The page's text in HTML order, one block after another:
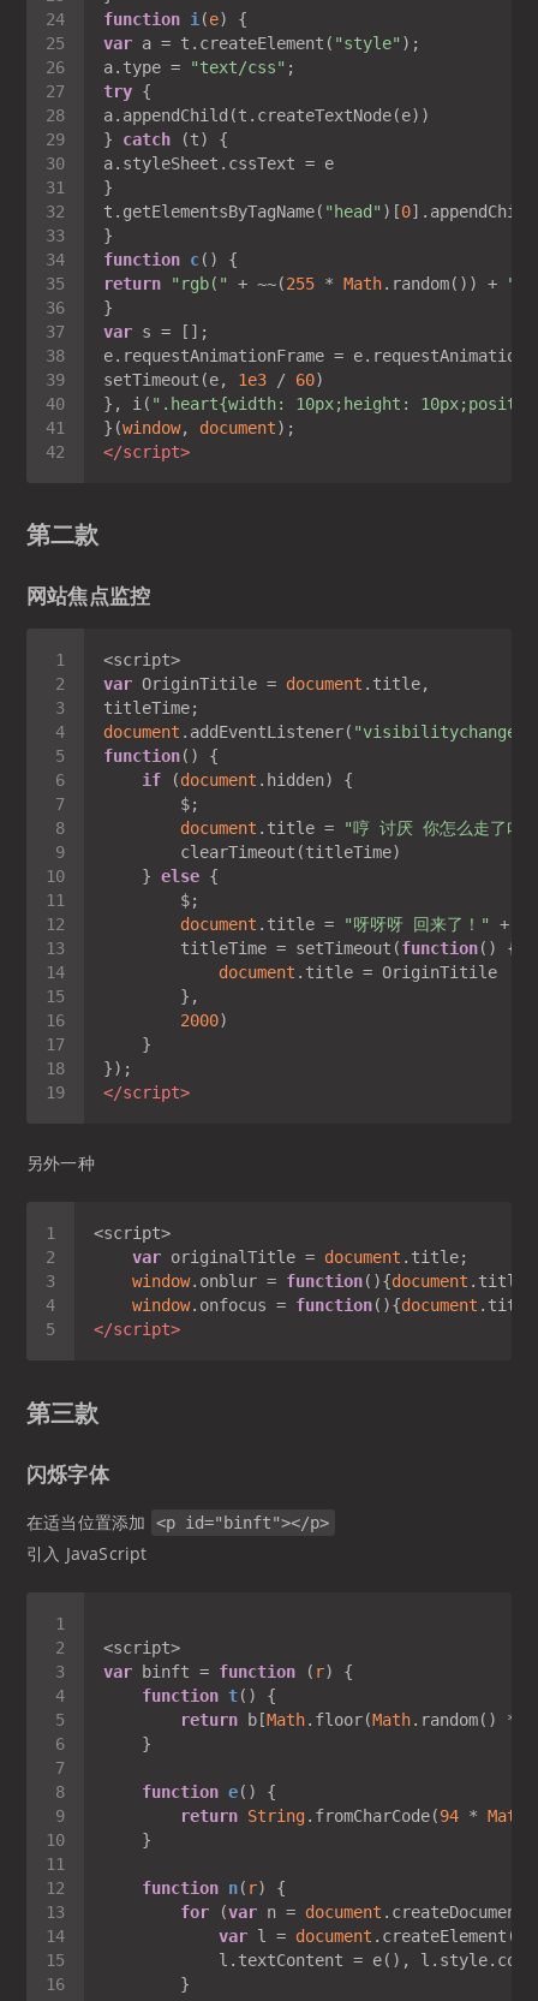
function i (e)
var a = t.createElement( "style"
a.type =
"text/css"
try
} catch
t.getElementsByTagName( "head" )[0
function c( )
return
"rgb(" + ~~(255 * Math.random()) + ","
var
e.requestAnimationFrame =
setTimeout(e, 1e3 / 60
}, i( ".heart{width: 10px;height:
}(window, document
</script>
第二款
网站焦点监控
var OriginTitile = document
document .addEventListener( "visibilitychange"
function( )
if (document
document .title =
"哼 讨厌 你怎么走了吖
    }
else
document .title =
"呀呀呀 回来了！"
        titleTime = setTimeout(
function( )
document
2000
</script>
另外一种
var originalTitle = document
window.onblur = function( ){document .title
window.onfocus = function( ){document
</script>
第三款
闪烁字体
在适当位置添加 <p id="binft"></p>
引入 JavaScript
var binft = function ( r)
function t( )
return b[Math.floor(Math
function e( )
return String.fromCharCode(94 * Math
function n( r)
for (var n = document
var l = document .createElement(